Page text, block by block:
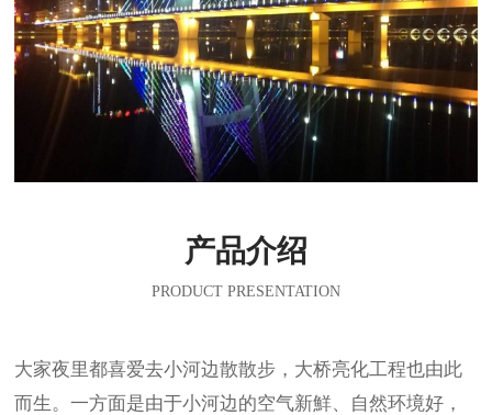
产品介绍
PRODUCT PRESENTATION
大家夜里都喜爱去小河边散散步，大桥亮化工程也由此
而生。一方面是由于小河边的空气新鮮、自然环境好，